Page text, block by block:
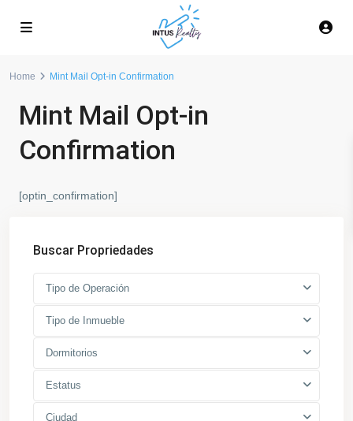
Home Mint Mail Opt-in Confirmation
Mint Mail Opt-in
Confirmation
[optin_confirmation]
Buscar Propriedades
Tipo de Operación
Tipo de Inmueble
Dormitorios
Estatus
Ciudad